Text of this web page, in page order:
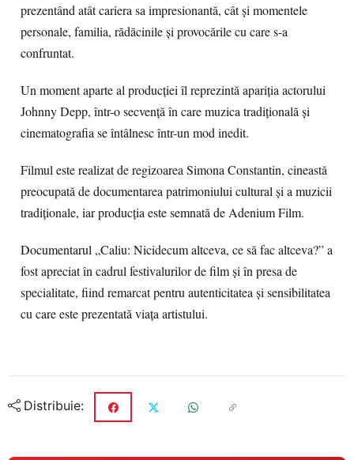
prezentând atât cariera sa impresionantă, cât și momentele
personale, familia, rădăcinile și provocările cu care s-a
confruntat.
Un moment aparte al producției îl reprezintă apariția actorului
Johnny Depp, într-o secvență în care muzica tradițională și
cinematografia se întâlnesc într-un mod inedit.
Filmul este realizat de regizoarea Simona Constantin, cineastă
preocupată de documentarea patrimoniului cultural și a muzicii
tradiționale, iar producția este semnată de Adenium Film.
Documentarul „Caliu: Nicidecum altceva, ce să fac altceva?” a
fost apreciat în cadrul festivalurilor de film și în presa de
specialitate, fiind remarcat pentru autenticitatea și sensibilitatea
cu care este prezentată viața artistului.
Distribuie: